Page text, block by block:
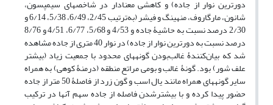
دورترین نوار از جاده) و کاهشی معنا‏دار در شاخص‏های سیمپسون،
شانون، مارگاروف، منهینگ و فیشر (به‌ترتیب 2/45، 6/49، 5/38، 6/14 و
2/30 درصد نسبت به حاشیۀ جاده و 4/53 و 5/68، 6/77، 4/51 و 8/76
درصد نسبت به دورترین نوار از جاده) در نوار 40 متری از جاده مشاهده
شد که بیان‌کنندۀ غالب‌بودن گونه‏های محدود با جمعیت زیاد (بیشتر
علف شور) بود. گونۀ غالب و بومی مراتع منطقه (درمنۀ کوهی) به همراه
سایر گونه‏های همراه مانند یال اسب و گون زرد از فاصلۀ 50 متر از جاده
حضور پیدا کرده و با بیشتر‌شدن فاصله از جاده سهم آنها در ترکیب